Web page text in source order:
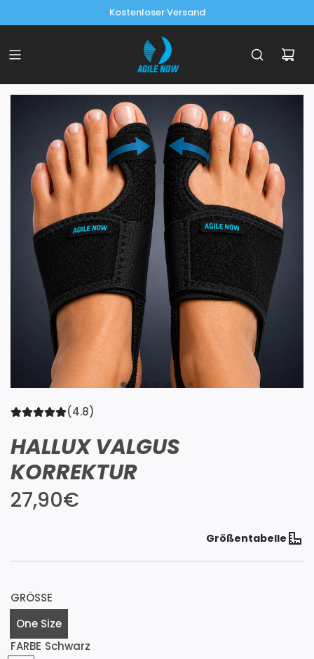
Kostenlose Rückgabe innerhalb von 60 Tagen
(4.8)
HALLUX VALGUS
KORREKTUR
Regulärer
27,90€
Größentabelle
GRÖSSE
One Size
FARBE Schwarz
Größentabelle